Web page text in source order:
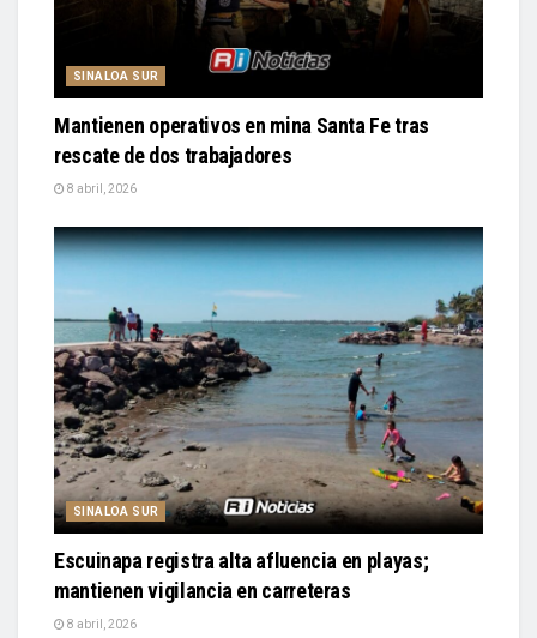
SINALOA SUR
Mantienen operativos en mina Santa Fe tras
rescate de dos trabajadores
8 abril, 2026
SINALOA SUR
Escuinapa registra alta afluencia en playas;
mantienen vigilancia en carreteras
8 abril, 2026